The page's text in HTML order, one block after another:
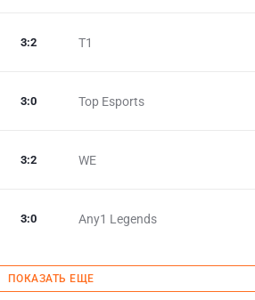
T1
3:2
Top Esports
3:0
WE
3:2
Any1 Legends
3:0
ПОКАЗАТЬ ЕЩЕ